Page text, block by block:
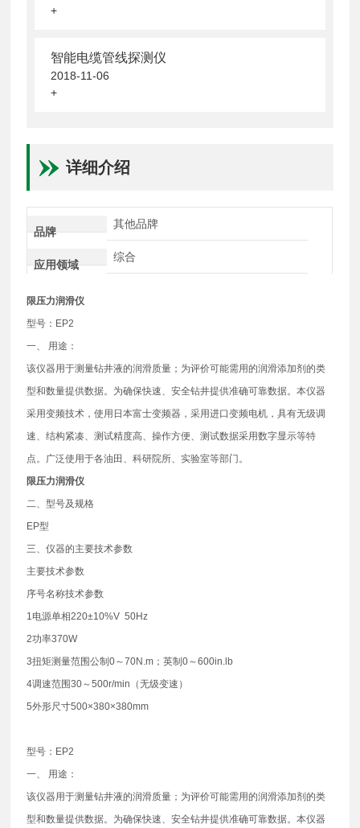
+
智能电缆管线探测仪
2018-11-06
+
详细介绍
品牌
其他品牌
应用领域
综合
限压力润滑仪
型号：EP2
一、 用途：
该仪器用于测量钻井液的润滑质量；为评价可能需用的润滑添加剂的类
型和数量提供数据。为确保快速、安全钻井提供准确可靠数据。本仪器
采用变频技术，使用日本富士变频器，采用进口变频电机，具有无级调
速、结构紧凑、测试精度高、操作方便、测试数据采用数字显示等特
点。广泛使用于各油田、科研院所、实验室等部门。
限压力润滑仪
​二、型号及规格
EP型
三、仪器的主要技术参数
主要技术参数
序号名称技术参数
1电源单相220±10%V 50Hz
2功率370W
3扭矩测量范围公制0～70N.m；英制0～600in.lb
4调速范围30～500r/min（无级变速）
5外形尺寸500×380×380mm
型号：EP2
一、 用途：
该仪器用于测量钻井液的润滑质量；为评价可能需用的润滑添加剂的类
型和数量提供数据。为确保快速、安全钻井提供准确可靠数据。本仪器